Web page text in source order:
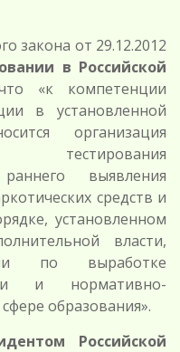
закона от 29.12.2012
в Российской
«к компетенции
в установленной
организация
тестирования
выявления
средств и
установленном
власти,
по выработке
и нормативно-
образования».
Российской